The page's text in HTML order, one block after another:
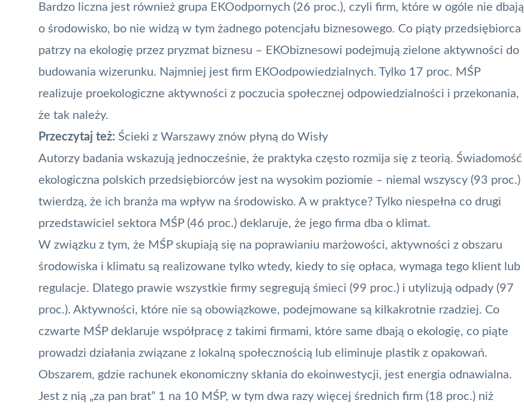
Bardzo liczna jest również grupa EKOodpornych (26 proc.), czyli firm, które w ogóle nie dbają
o środowisko, bo nie widzą w tym żadnego potencjału biznesowego. Co piąty przedsiębiorca
patrzy na ekologię przez pryzmat biznesu – EKObiznesowi podejmują zielone aktywności do
budowania wizerunku. Najmniej jest firm EKOodpowiedzialnych. Tylko 17 proc. MŚP
realizuje proekologiczne aktywności z poczucia społecznej odpowiedzialności i przekonania,
że tak należy.
Przeczytaj też: Ścieki z Warszawy znów płyną do Wisły
Autorzy badania wskazują jednocześnie, że praktyka często rozmija się z teorią. Świadomość
ekologiczna polskich przedsiębiorców jest na wysokim poziomie – niemal wszyscy (93 proc.)
twierdzą, że ich branża ma wpływ na środowisko. A w praktyce? Tylko niespełna co drugi
przedstawiciel sektora MŚP (46 proc.) deklaruje, że jego firma dba o klimat.
W związku z tym, że MŚP skupiają się na poprawianiu marżowości, aktywności z obszaru
środowiska i klimatu są realizowane tylko wtedy, kiedy to się opłaca, wymaga tego klient lub
regulacje. Dlatego prawie wszystkie firmy segregują śmieci (99 proc.) i utylizują odpady (97
proc.). Aktywności, które nie są obowiązkowe, podejmowane są kilkakrotnie rzadziej. Co
czwarte MŚP deklaruje współpracę z takimi firmami, które same dbają o ekologię, co piąte
prowadzi działania związane z lokalną społecznością lub eliminuje plastik z opakowań.
Obszarem, gdzie rachunek ekonomiczny skłania do ekoinwestycji, jest energia odnawialna.
Jest z nią „za pan brat” 1 na 10 MŚP, w tym dwa razy więcej średnich firm (18 proc.) niż